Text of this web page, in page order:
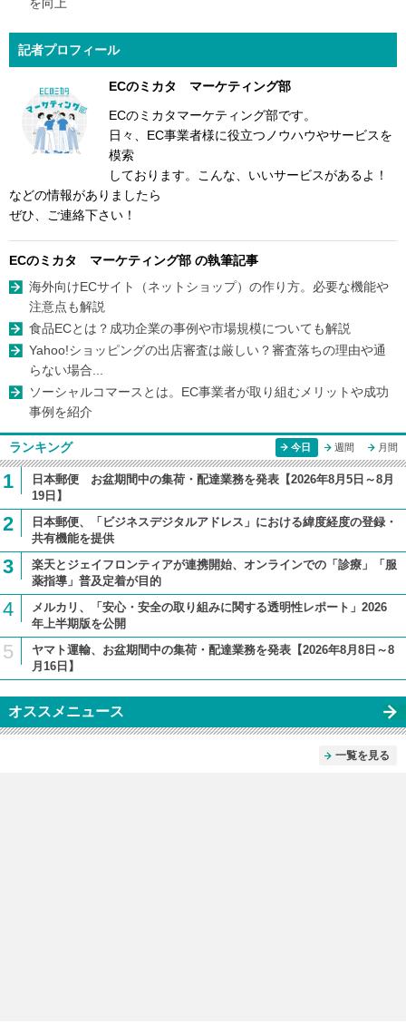
を向上
記者プロフィール
ECのミカタ マーケティング部
ECのミカタマーケティング部です。
日々、EC事業者様に役立つノウハウやサービスを
模索
しております。こんな、いいサービスがあるよ！
などの情報がありましたら
ぜひ、ご連絡下さい！
ECのミカタ マーケティング部 の執筆記事
海外向けECサイト（ネットショップ）の作り方。必要な機能や
注意点も解説
食品ECとは？成功企業の事例や市場規模についても解説
Yahoo!ショッピングの出店審査は厳しい？審査落ちの理由や通
らない場合...
ソーシャルコマースとは。EC事業者が取り組むメリットや成功
事例を紹介
ランキング 今日 週間 月間
1
日本郵便 お盆期間中の集荷・配達業務を発表【2026年8月5日～8月
19日】
2
日本郵便、「ビジネスデジタルアドレス」における緯度経度の登録・
共有機能を提供
3
楽天とジェイフロンティアが連携開始、オンラインでの「診療」「服
薬指導」普及定着が目的
4
メルカリ、「安心・安全の取り組みに関する透明性レポート」2026
年上半期版を公開
5
ヤマト運輸、お盆期間中の集荷・配達業務を発表【2026年8月8日～8
月16日】
オススメニュース
一覧を見る